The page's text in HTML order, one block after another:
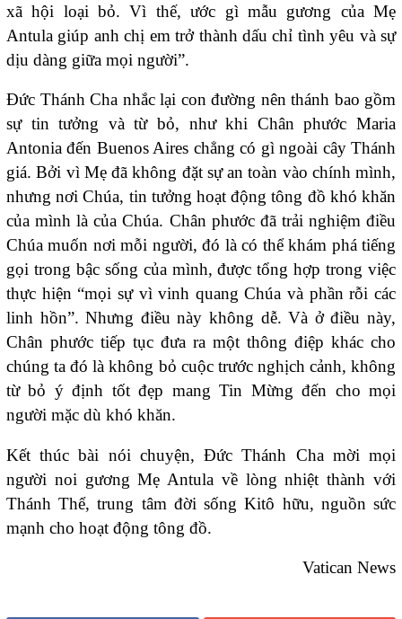
xã hội loại bỏ. Vì thế, ước gì mẫu gương của Mẹ
Antula giúp anh chị em trở thành dấu chỉ tình yêu và sự
dịu dàng giữa mọi người”.
Đức Thánh Cha nhắc lại con đường nên thánh bao gồm
sự tin tưởng và từ bỏ, như khi Chân phước Maria
Antonia đến Buenos Aires chẳng có gì ngoài cây Thánh
giá. Bởi vì Mẹ đã không đặt sự an toàn vào chính mình,
nhưng nơi Chúa, tin tưởng hoạt động tông đồ khó khăn
của mình là của Chúa. Chân phước đã trải nghiệm điều
Chúa muốn nơi mỗi người, đó là có thể khám phá tiếng
gọi trong bậc sống của mình, được tổng hợp trong việc
thực hiện “mọi sự vì vinh quang Chúa và phần rỗi các
linh hồn”. Nhưng điều này không dễ. Và ở điều này,
Chân phước tiếp tục đưa ra một thông điệp khác cho
chúng ta đó là không bỏ cuộc trước nghịch cảnh, không
từ bỏ ý định tốt đẹp mang Tin Mừng đến cho mọi
người mặc dù khó khăn.
Kết thúc bài nói chuyện, Đức Thánh Cha mời mọi
người noi gương Mẹ Antula về lòng nhiệt thành với
Thánh Thể, trung tâm đời sống Kitô hữu, nguồn sức
mạnh cho hoạt động tông đồ.
Vatican News